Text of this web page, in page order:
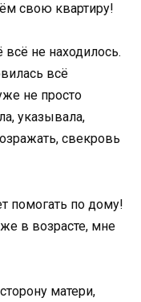
свою квартиру!
не находилось.
всё
не просто
указывала,
свекровь
помогать по дому!
в возрасте, мне
матери,